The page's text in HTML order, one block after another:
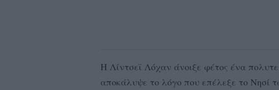
Η Λίντσεϊ Λόχαν άνοιξε φέτος ένα
αποκάλυψε το λόγο που επέλεξε το Νησί